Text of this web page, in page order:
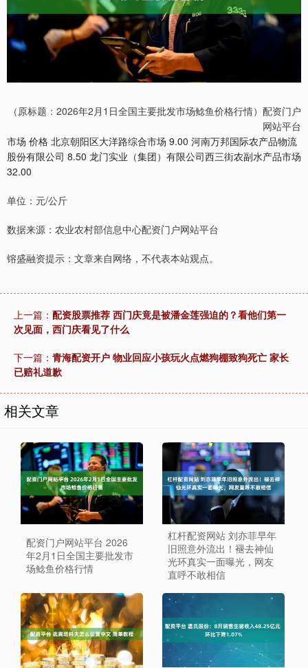
（原标题：2026年2月1日全国主要批发市场鲶鱼价格行情）配资门户
网站平台
市场 价格 北京朝阳区大洋路综合市场 9.00 河南万邦国际农产品物流
股份有限公司 8.50 龙门实业（集团）有限公司西三街农副水产品市场
32.00
单位：元/公斤
数据来源：农业农村部信息中心配资门户网站平台
镕盛融资提示：文章来自网络，不代表本站观点。
上一篇： 配资股票推荐 西门庆竟是被潘金莲强迫的？看他们第一
次见面，西门庆看见了什么
下一篇： 青海配资开户 物业回应小孩玩火点燃狗棚致狗死亡 家长
已赔礼道歉
相关文章
配资门户网站平台 2026
年2月1日全国主要批发市
场鲶鱼价格行情
杠杆配资网站 刘亦菲早年
旧照意外流出！褪去神仙
光环真实一面曝光，网友
直呼不敢相信